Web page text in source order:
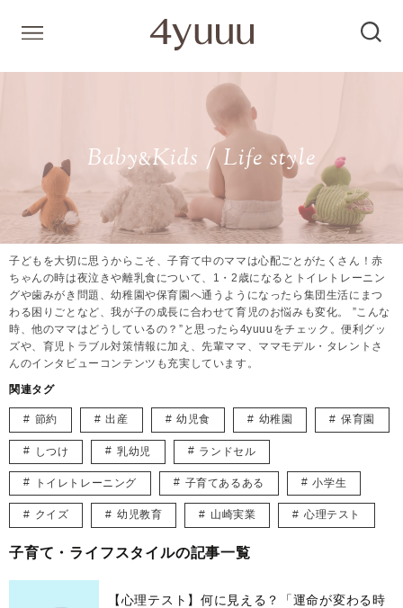
Baby&Kids / Life style
子どもを大切に思うからこそ、子育て中のママは心配ごとがたくさん！赤
ちゃんの時は夜泣きや離乳食について、1・2歳になるとトイレトレーニン
グや歯みがき問題、幼稚園や保育園へ通うようになったら集団生活にまつ
わる困りごとなど、我が子の成長に合わせて育児のお悩みも変化。 ”こんな
時、他のママはどうしているの？”と思ったら4yuuuをチェック。便利グッ
ズや、育児トラブル対策情報に加え、先輩ママ、ママモデル・タレントさ
んのインタビューコンテンツも充実しています。
関連タグ
節約 出産 幼児食 幼稚園 保育園
しつけ 乳幼児 ランドセル
トイレトレーニング 子育てあるある 小学生
クイズ 幼児教育 山崎実業 心理テスト
子育て・ライフスタイルの記事一覧
【心理テスト】何に見える？「運命が変わる時